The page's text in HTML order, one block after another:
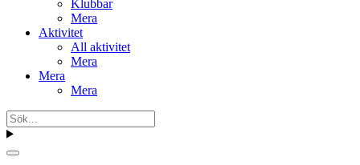
Klubbar
Mera
Aktivitet
All aktivitet
Mera
Mera
Mera